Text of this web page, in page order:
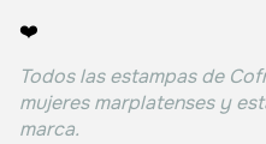
❤️
Todos las estampas de
mujeres marplatenses y
marca.